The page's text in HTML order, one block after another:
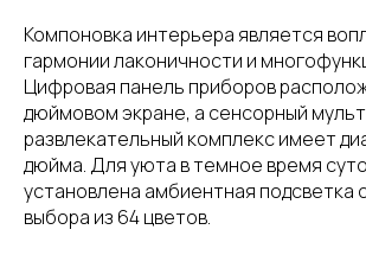
Компоновка интерьера является
гармонии лаконичности и
Цифровая панель приборов
дюймовом экране, а сенсорный
развлекательный комплекс имеет
дюйма. Для уюта в темное время
установлена амбиентная подсветка
выбора из 64 цветов.